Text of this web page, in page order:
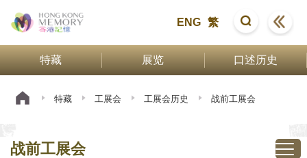
ENG 繁
特藏 展览 口述历史
特藏 工展会 工展会历史 战前工展会
战前工展会